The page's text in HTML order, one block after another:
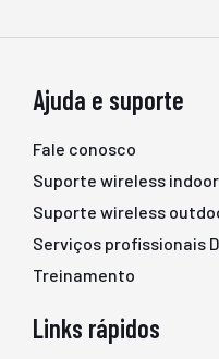
Ajuda e suporte
Fale conosco
Suporte wireless indoor
Suporte wireless
Serviços profissionais
Treinamento
Links rápidos